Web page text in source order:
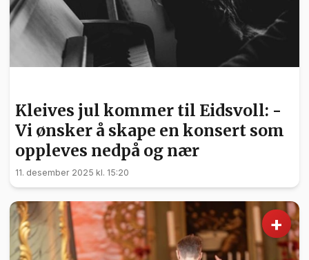
Kleives jul kommer til Eidsvoll: -
Vi ønsker å skape en konsert som
oppleves nedpå og nær
11. desember 2025 kl. 15:20
+